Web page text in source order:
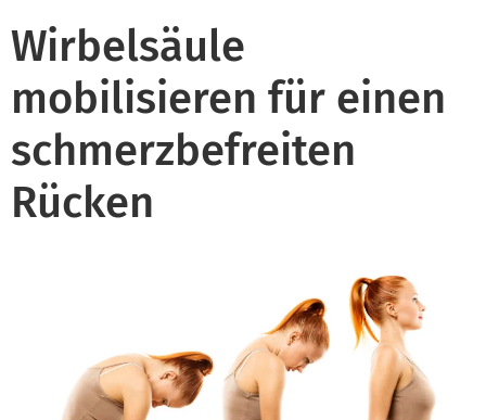
Wirbelsäule
mobilisieren für einen
schmerzbefreiten
Rücken